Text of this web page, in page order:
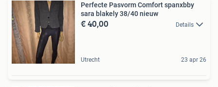
Perfecte Pasvorm Comfort spanxbby
sara blakely 38/40 nieuw
€ 40,00 Details
Utrecht 23 apr 26